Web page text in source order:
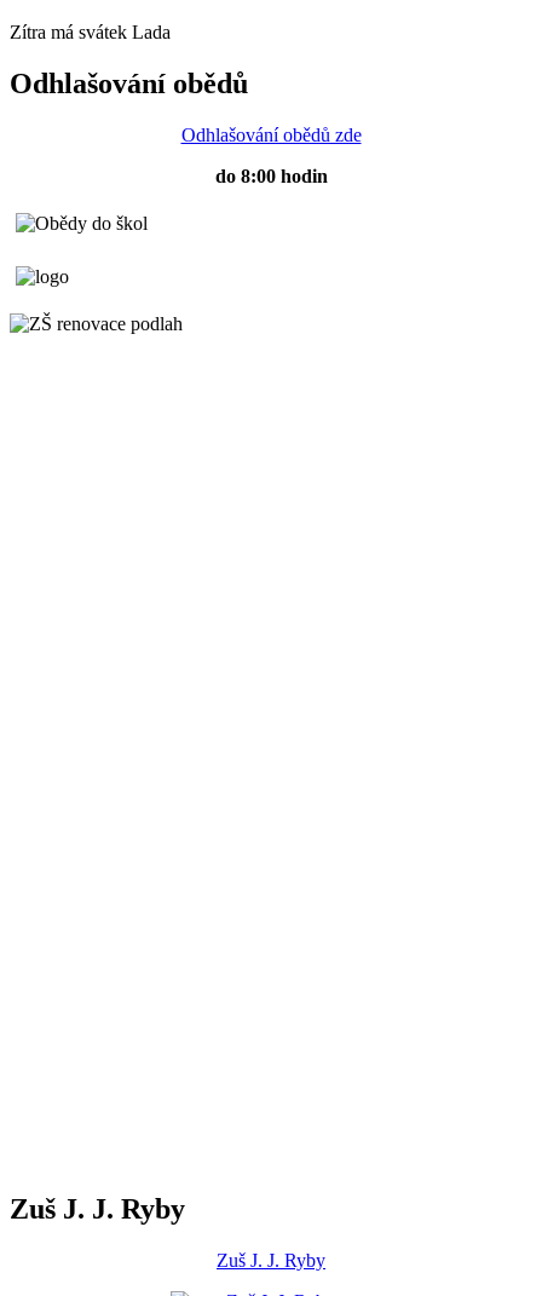
Zítra má svátek Lada
Odhlašování obědů
Odhlašování obědů zde
do 8:00 hodin
Zuš J. J. Ryby
Zuš J. J. Ryby